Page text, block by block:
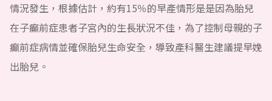
情況發生，根據估計，約有15％的早產情形是是因為胎兒
在子癲前症患者子宮內的生長狀況不佳，為了控制母親的子
癲前症病情並確保胎兒生命安全，導致產科醫生建議提早娩
出胎兒。